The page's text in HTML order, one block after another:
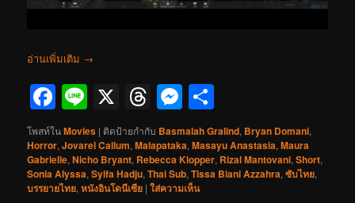
อ่านเพิ่มเติม →
Facebook
Line
X Threads
Messenger
โพสท์ในMovies | ติดป้ายกำกับ Basmalah Gralind, Bryan Domani,
Horror,Jovarel Callum,Malapataka,Masayu Anastasia,Maura
Gabrielle,Nicho Bryant, Rebecca Klopper, Rizal Mantovani,Short,
Sonia Alyssa,Syifa Hadju,Thai Sub,Tissa Biani Azzahra,ซับไทย,
บรรยายไทย,หนังอินโดนีเซีย |ใส่ความเห็น